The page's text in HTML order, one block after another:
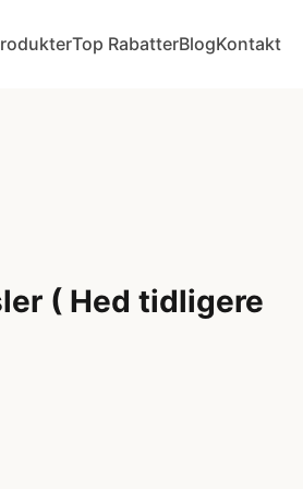
Top RabatterBlogKontakt
( Hed tidligere